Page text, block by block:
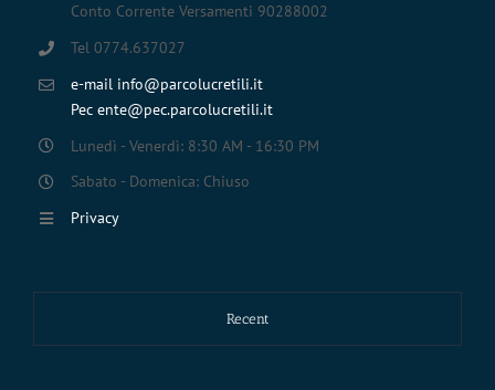
Conto Corrente Versamenti 90288002
Tel 0774.637027
e-mail info@parcolucretili.it
Pec ente@pec.parcolucretili.it
Lunedì - Venerdì: 8:30 AM - 16:30 PM
Sabato - Domenica: Chiuso
Privacy
Recent